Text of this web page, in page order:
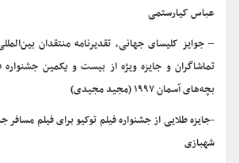
عباس کیارستمی
– جوایز کلیسای جهانی، تقدیرنامه منتقدان
تماشاگران و جایزه ویژه از بیست و یکمین جشنواره
بچه‌های آسمان ۱۹۹۷ (مجید مجیدی)
شهبازی